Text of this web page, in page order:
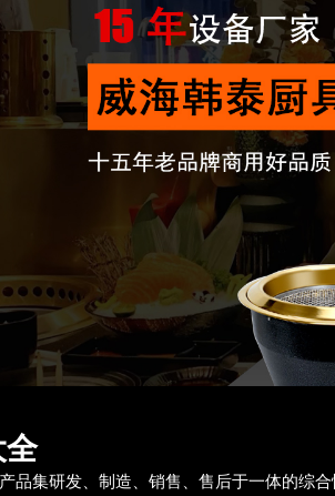
品集研发、制造、销售、售后于一体的综